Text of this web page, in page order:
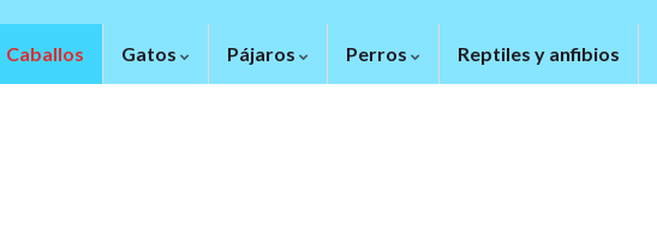
Caballos Gatos Pájaros Perros Reptiles y anfibios